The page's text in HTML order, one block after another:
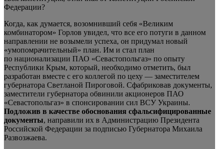
Федерации?
Когда, как думается, возомнивший себя «Великим
комбинатором» Горлов увидел, что все его потуги в данном
направлении не возымели успеха, он придумал новый
«умопомрачительный» план. Им и стал план
по национализации ПАО «Севастопольгаз» по опыту
Республики Крым, который, необходимо отметить, был
разработан вместе с его коллегой по цеху — заместителем
губернатора Светланой Пироговой. Сфабриковав документы,
заместители губернатора обвинили акционеров ПАО
«Севастопольгаз» в спонсировании сил ВСУ Украины.
Подложив в качестве обоснования сфальсифицированные
документы, направили их в Администрацию Президента
Российской Федерации за подписью Губернатора Михаила
Развозжаева.